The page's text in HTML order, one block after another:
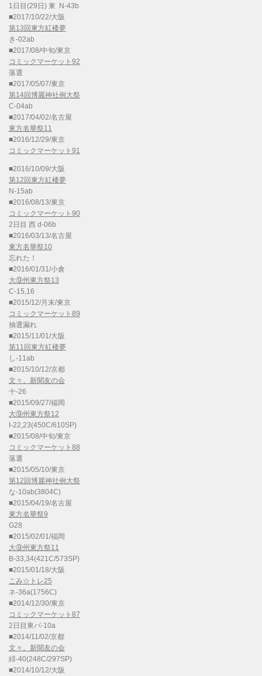
1日目(29日) 東 N-43b
■2017/10/22/大阪
第13回東方紅楼夢
き-02ab
■2017/08/中旬/東京
コミックマーケット92
落選
■2017/05/07/東京
第14回博麗神社例大祭
C-04ab
■2017/04/02/名古屋
東方名華祭11
■2016/12/29/東京
コミックマーケット91
■2016/10/09/大阪
第12回東方紅楼夢
N-15ab
■2016/08/13/東京
コミックマーケット90
2日目 西 d-06b
■2016/03/13/名古屋
東方名華祭10
忘れた！
■2016/01/31/小倉
大⑨州東方祭13
C-15,16
■2015/12/月末/東京
コミックマーケット89
抽選漏れ
■2015/11/01/大阪
第11回東方紅楼夢
し-11ab
■2015/10/12/京都
文々。新聞友の会
十-26
■2015/09/27/福岡
大⑨州東方祭12
I-22,23(450C/610SP)
■2015/08/中旬/東京
コミックマーケット88
落選
■2015/05/10/東京
第12回博麗神社例大祭
な-10ab(3804C)
■2015/04/19/名古屋
東方名華祭9
G28
■2015/02/01/福岡
大⑨州東方祭11
B-33,34(421C/573SP)
■2015/01/18/大阪
こみ☆トレ25
ネ-36a(1756C)
■2014/12/30/東京
コミックマーケット87
2日目東パ-10a
■2014/11/02/京都
文々。新聞友の会
緋-40(248C/297SP)
■2014/10/12/大阪